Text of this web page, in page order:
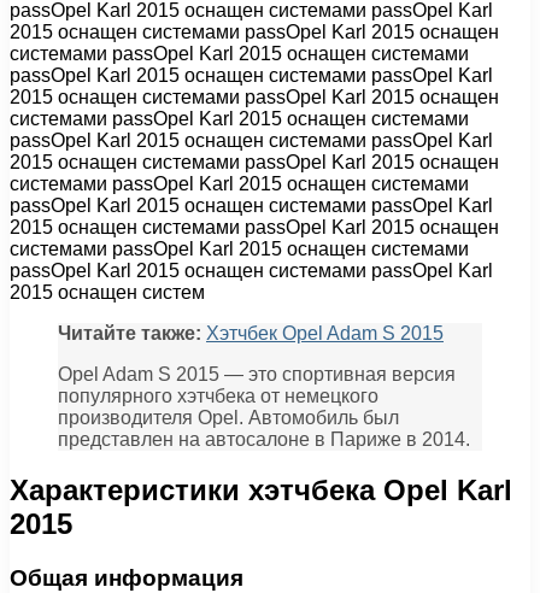
passOpel Karl 2015 оснащен системами passOpel Karl
2015 оснащен системами passOpel Karl 2015 оснащен
системами passOpel Karl 2015 оснащен системами
passOpel Karl 2015 оснащен системами passOpel Karl
2015 оснащен системами passOpel Karl 2015 оснащен
системами passOpel Karl 2015 оснащен системами
passOpel Karl 2015 оснащен системами passOpel Karl
2015 оснащен системами passOpel Karl 2015 оснащен
системами passOpel Karl 2015 оснащен системами
passOpel Karl 2015 оснащен системами passOpel Karl
2015 оснащен системами passOpel Karl 2015 оснащен
системами passOpel Karl 2015 оснащен системами
passOpel Karl 2015 оснащен системами passOpel Karl
2015 оснащен систем
Читайте также: Хэтчбек Opel Adam S 2015
Opel Adam S 2015 — это спортивная версия
популярного хэтчбека от немецкого
производителя Opel. Автомобиль был
представлен на автосалоне в Париже в 2014.
Характеристики хэтчбека Opel Karl
2015
Общая информация